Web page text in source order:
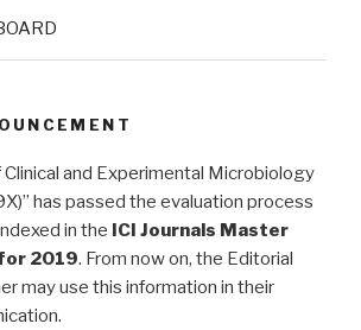
Clinical and Experimental Microbiology
has passed the evaluation process
in the ICI Journals Master
2019. From now on, the Editorial
may use this information in their